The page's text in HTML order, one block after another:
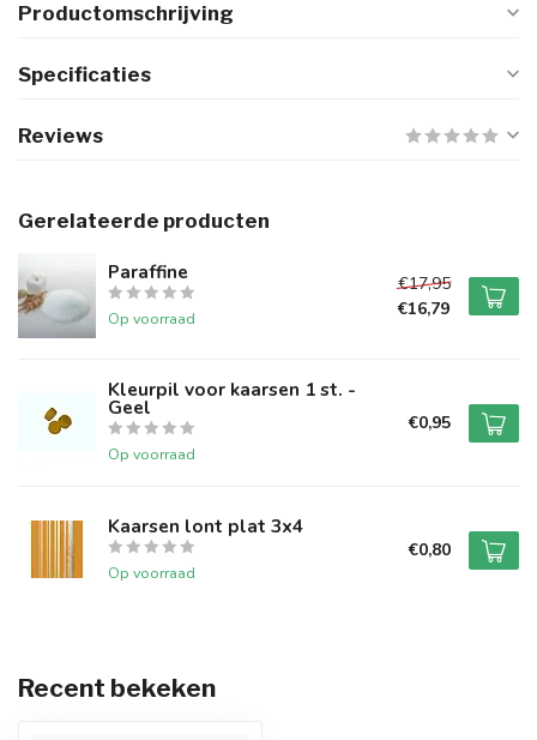
Productomschrijving
Specificaties
Reviews
Gerelateerde producten
Paraffine
Op voorraad
€17,95
€16,79
Kleurpil voor kaarsen 1 st. -
Geel
Op voorraad
€0,95
Kaarsen lont plat 3x4
Op voorraad
€0,80
Recent bekeken